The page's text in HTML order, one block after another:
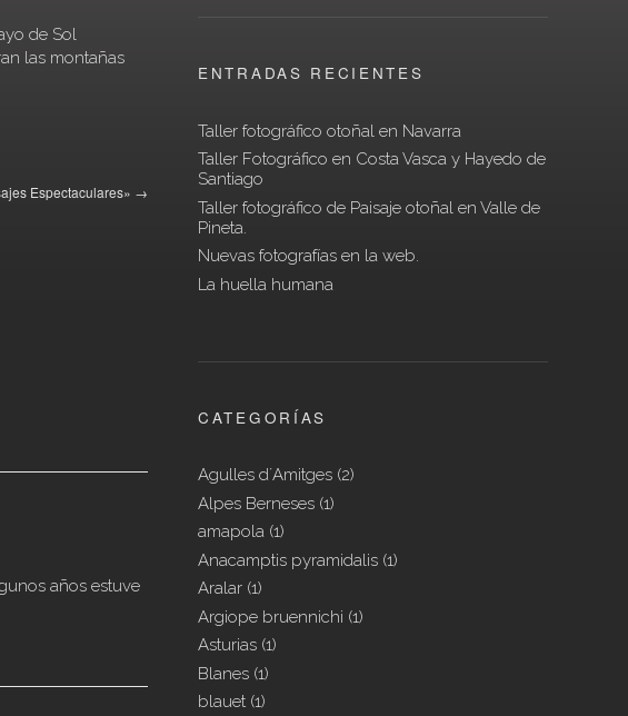
de Sol
las montañas
Espectaculares» →
años estuve
ENTRADAS RECIENTES
Taller fotográfico otoñal en Navarra
Taller Fotográfico en Costa Vasca y Hayedo de
Santiago
Taller fotográfico de Paisaje otoñal en Valle de
Pineta.
Nuevas fotografías en la web.
La huella humana
CATEGORÍAS
Agulles d´Amitges (2)
Alpes Berneses (1)
amapola (1)
Anacamptis pyramidalis (1)
Aralar (1)
Argiope bruennichi (1)
Asturias (1)
Blanes (1)
blauet (1)